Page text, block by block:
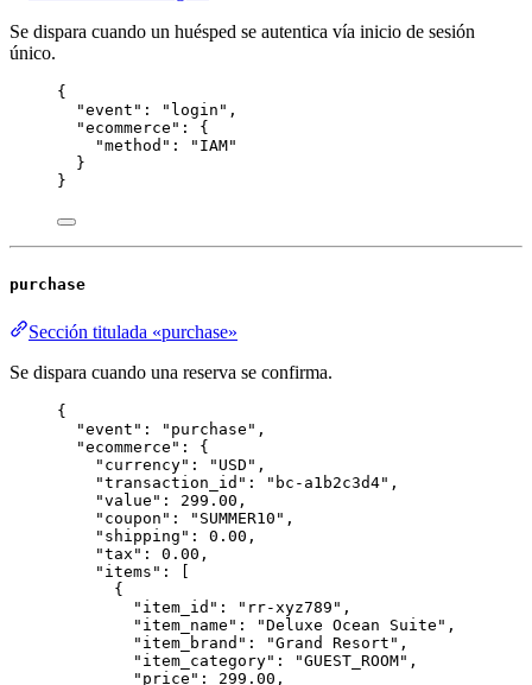
Se dispara cuando un huésped se autentica vía inicio de sesión
único.
{
"event" : " login " ,
"ecommerce" : {
"method" : " IAM"
}
}
purchase
Sección titulada «purchase»
Se dispara cuando una reserva se confirma.
{
"event" : " purchase " ,
"ecommerce" : {
"currency" : " USD " ,
"transaction_id" : " bc-a1b2c3d4" ,
"value" : 299.00 ,
"coupon" : " SUMMER10 " ,
"shipping" : 0.00 ,
"tax" : 0.00 ,
"items" : [
{
"item_id" : " rr-xyz789 " ,
"item_name" : "Deluxe Ocean Suite " ,
"item_brand" : "Grand Resort " ,
"item_category" : "GUEST_ROOM" ,
"price" : 299.00 ,